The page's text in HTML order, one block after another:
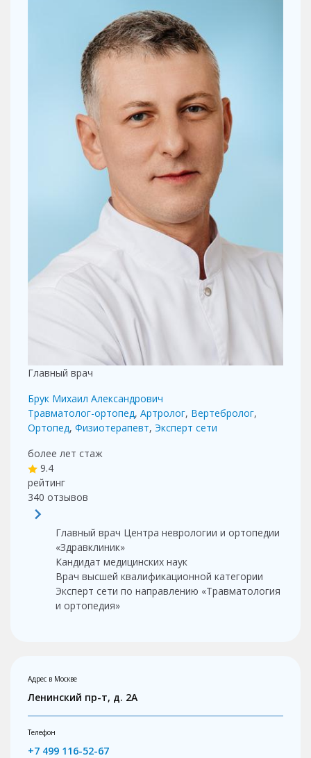
Главный врач
Брук Михаил Александрович
Травматолог-ортопед, Артролог, Вертебролог,
Ортопед, Физиотерапевт, Эксперт сети
более лет стаж
9.4
рейтинг
340 отзывов
Главный врач Центра неврологии и ортопедии
«Здравклиник»
Кандидат медицинских наук
Врач высшей квалификационной категории
Эксперт сети по направлению «Травматология
и ортопедия»
Адрес в Москве
Ленинский пр-т, д. 2А
Телефон
+7 499 116-52-67